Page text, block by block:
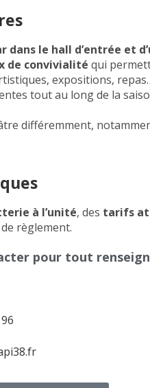
dans le hall d’entrée et
de convivialité qui
expositions,
tout au long de la
différemment,
à l’unité, des tarifs
règlement.
pour tout